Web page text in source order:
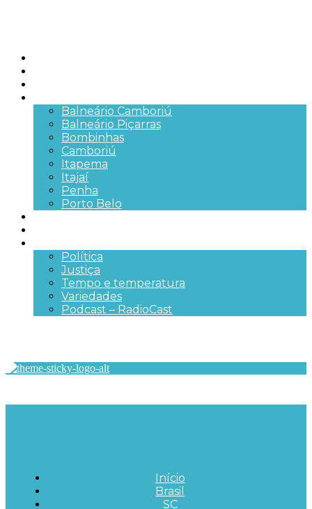
Balneário Camboriú
Balneário Piçarras
Bombinhas
Camboriú
Itapema
Itajaí
Penha
Porto Belo
Política
Justiça
Tempo e temperatura
Variedades
Podcast – RadioCast
Início
Brasil
SC